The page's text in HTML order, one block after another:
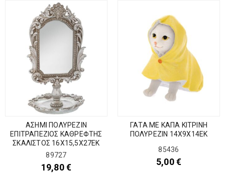
ΑΣΗΜΙ ΠΟΛΥΡΕΖΙΝ
ΕΠΙΤΡΑΠΕΖΙΟΣ ΚΑΘΡΕΦΤΗΣ
ΣΚΑΛΙΣΤΟΣ 16Χ15,5Χ27ΕΚ
89727
19,80€
ΓΑΤΑ ΜΕ ΚΑΠΑ ΚΙΤΡΙΝΗ
ΠΟΛΥΡΕΖΙΝ 14Χ9Χ14ΕΚ
85436
5,00€